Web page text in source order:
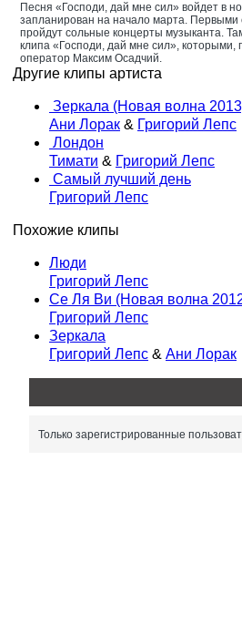
Песня «Господи, дай мне сил» войдет в
запланирован на начало марта. Первыми
пройдут сольные концерты музыканта.
клипа «Господи, дай мне сил»,
оператор Максим Осадчий.
Другие клипы артиста
Зеркала (Новая волна
Ани Лорак & Григорий Лепс
Лондон
Тимати & Григорий Лепс
Самый лучший день
Григорий Лепс
Похожие клипы
Люди
Григорий Лепс
Се Ля Ви (Новая волна
Григорий Лепс
Зеркала
Григорий Лепс & Ани Лорак
Только зарегистрированные